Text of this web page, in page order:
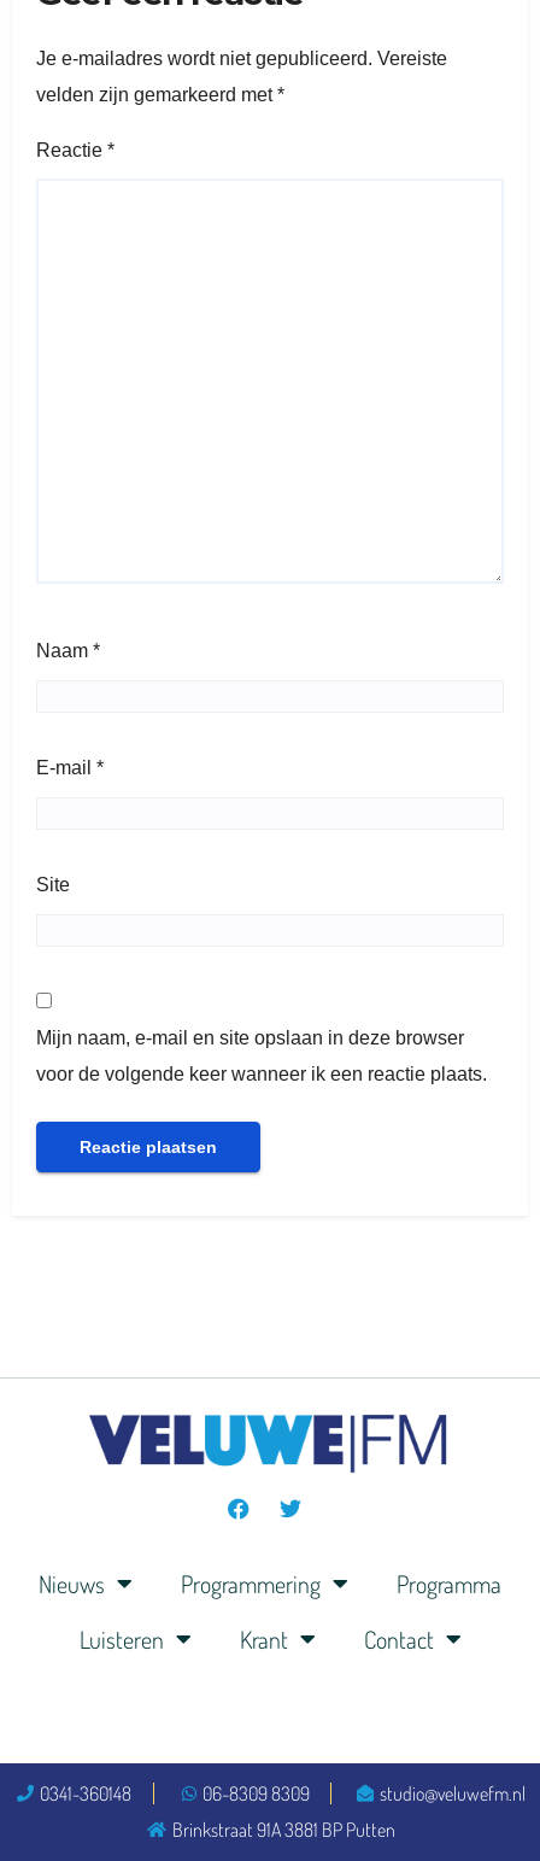
Je e-mailadres wordt niet gepubliceerd. Vereiste
velden zijn gemarkeerd met*
Reactie *
Naam *
E-mail *
Site
Mijn naam, e-mail en site opslaan in deze browser
voor de volgende keer wanneer ik een reactie plaats.
Nieuws Programmering
Programma
Luisteren
Krant Contact
0341-360148 06-8309 8309
studio@veluwefm.nl
Brinkstraat 91A 3881 BP Putten